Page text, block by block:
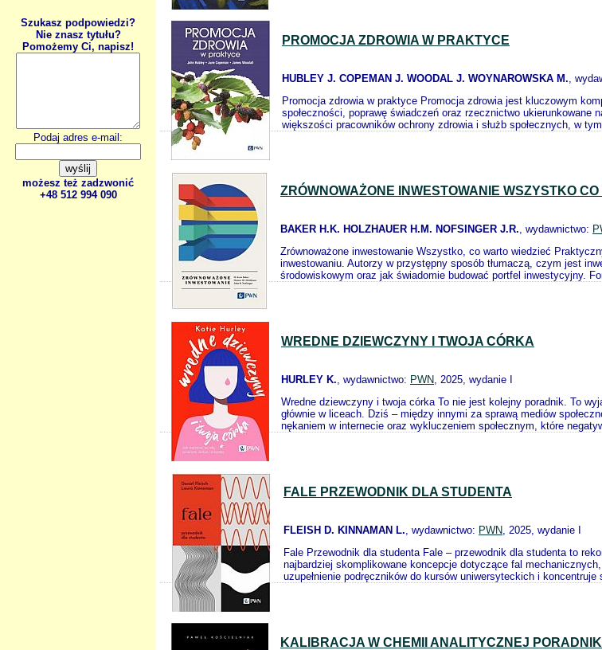
Szukasz podpowiedzi?
Nie znasz tytułu?
Pomożemy Ci, napisz!
Podaj adres e-mail:
możesz też zadzwonić
+48 512 994 090
PROMOCJA ZDROWIA W PRAKTYCE
HUBLEY J. COPEMAN J. WOODAL J. WOYNAROWSKA M.,
Promocja zdrowia w praktyce Promocja zdrowia jest kluczowym
społeczności, poprawę świadczeń oraz rzecznictwo ukierunkowane
większości pracowników ochrony zdrowia i służb społecznych, w
ZRÓWNOWAŻONE INWESTOWANIE WSZYSTKO
BAKER H.K. HOLZHAUER H.M. NOFSINGER J.R., wydawnictwo:
Zrównoważone inwestowanie Wszystko, co warto wiedzieć
inwestowaniu. Autorzy w przystępny sposób tłumaczą, czym jest
środowiskowym oraz jak świadomie budować portfel inwestycyjny.
WREDNE DZIEWCZYNY I TWOJA CÓRKA
HURLEY K., wydawnictwo: PWN, 2025, wydanie I
Wredne dziewczyny i twoja córka To nie jest kolejny poradnik. To
głównie w liceach. Dziś – między innymi za sprawą mediów
nękaniem w internecie oraz wykluczeniem społecznym, które
FALE PRZEWODNIK DLA STUDENTA
FLEISH D. KINNAMAN L., wydawnictwo: PWN, 2025, wydanie I
Fale Przewodnik dla studenta Fale – przewodnik dla studenta to
najbardziej skomplikowane koncepcje dotyczące fal
uzupełnienie podręczników do kursów uniwersyteckich i
KALIBRACJA W CHEMII ANALITYCZNEJ